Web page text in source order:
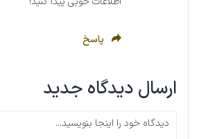
پاسخ
ارسال دیدگاه جدید